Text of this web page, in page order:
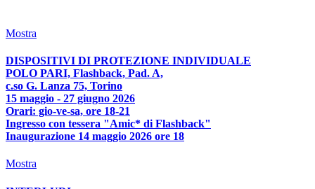
Mostra
DISPOSITIVI DI PROTEZIONE INDIVIDUALE
POLO PARI, Flashback, Pad. A,
c.so G. Lanza 75, Torino
15 maggio - 27 giugno 2026
Orari: gio-ve-sa, ore 18-21
Ingresso con tessera "Amic* di Flashback"
Inaugurazione 14 maggio 2026 ore 18
Mostra